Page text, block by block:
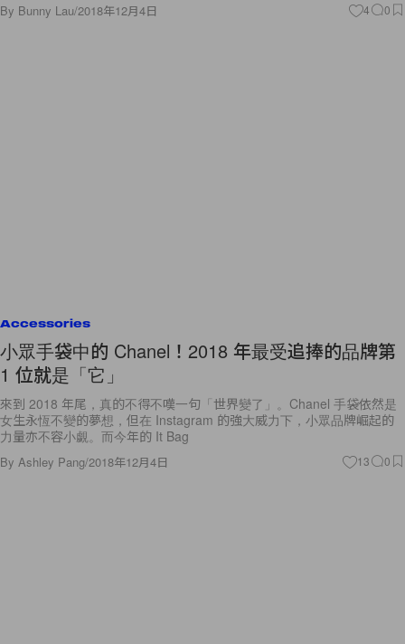
By Bunny Lau/2018年12月4日 4 0
Accessories
小眾手袋中的 Chanel！2018 年最受追捧的品牌第
1 位就是「它」
來到 2018 年尾，真的不得不嘆一句「世界變了」。Chanel 手袋依然是
女生永恆不變的夢想，但在 Instagram 的強大威力下，小眾品牌崛起的
力量亦不容小覷。而今年的 It Bag
By Ashley Pang/2018年12月4日 13 0